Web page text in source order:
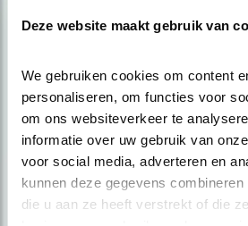
Deze website maakt gebruik van
We gebruiken cookies om content
personaliseren, om functies voor
om ons websiteverkeer te
informatie over uw gebruik van
voor social media, adverteren en
kunnen deze gegevens
die u aan ze heeft verstrekt of die
Op de hoogte blijven?
Meld je aan en ontvang nieuws,
over vogels en activiteiten van